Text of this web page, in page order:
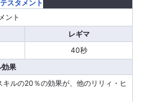
ント
レギマ
40秒
効果
ルの20％の効果が、他のリリィ・ヒ